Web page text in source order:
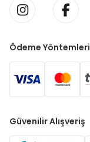
Ödeme Yöntemleri
Güvenilir Alışveriş